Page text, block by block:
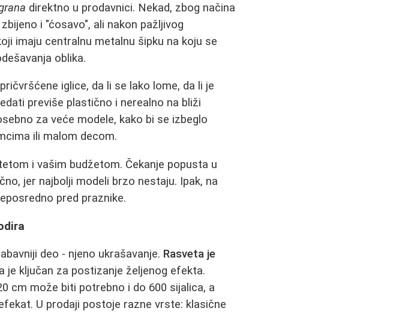
direktno u prodavnici. Nekad, zbog načina
i "ćosavo", ali nakon pažljivog
imaju centralnu metalnu šipku na koju se
oblika.
iglice, da li se lako lome, da li je
previše plastično i nerealno na bliži
za veće modele, kako bi se izbeglo
ili malom decom.
i vašim budžetom. Čekanje popusta u
jer najbolji modeli brzo nestaju. Ipak, na
pred praznike.
deo - njeno ukrašavanje. Rasveta je
je ključan za postizanje željenog efekta.
cm može biti potrebno i do 600 sijalica, a
U prodaji postoje razne vrste: klasične